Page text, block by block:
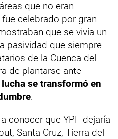
que no eran
celebrado por gran
que se vivía un
pasividad que siempre
de la Cuenca del
de plantarse ante
se transformó en
.
conocer que YPF dejaría
Santa Cruz, Tierra del